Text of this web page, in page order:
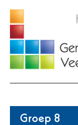
Ga
naar
inhoud
Groep 8